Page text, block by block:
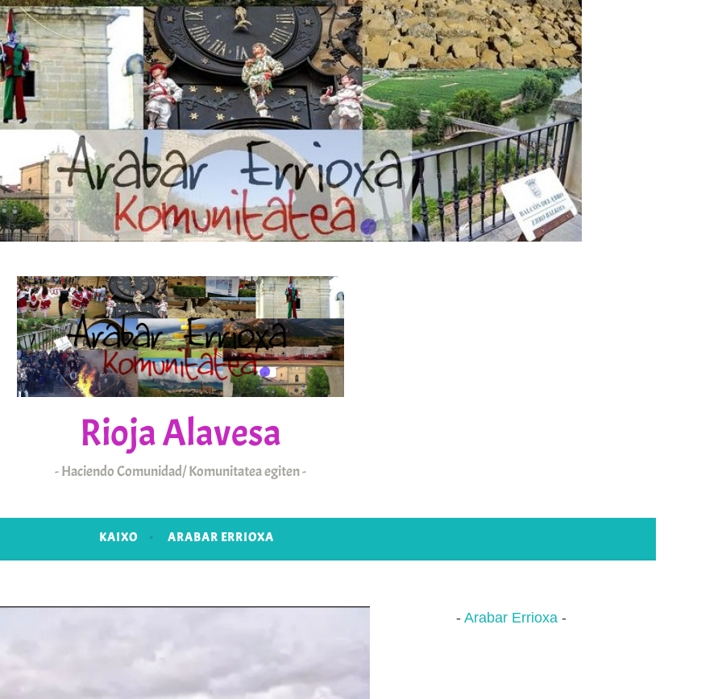
Rioja Alavesa
Haciendo Comunidad/ Komunitatea egiten
KAIXO ARABAR ERRIOXA
Arabar Errioxa